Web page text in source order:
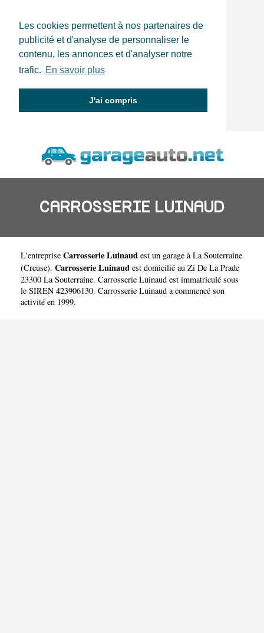
Les cookies permettent à nos partenaires de
publicité et d'analyse de personnaliser le
contenu, les annonces et d'analyser notre
trafic. En savoir plus
J'ai compris
CARROSSERIE LUINAUD
L'entreprise Carrosserie Luinaud est un garage à La Souterraine
(Creuse). Carrosserie Luinaud est domicilié au Zi De La Prade
23300 La Souterraine. Carrosserie Luinaud est immatriculé sous
le SIREN 423906130. Carrosserie Luinaud a commencé son
activité en 1999.